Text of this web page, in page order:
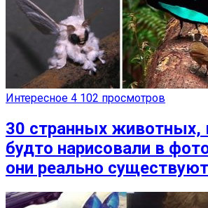
Интересное 4 102 просмотров
30 странных животных,
будто нарисовали в
они реально существуют